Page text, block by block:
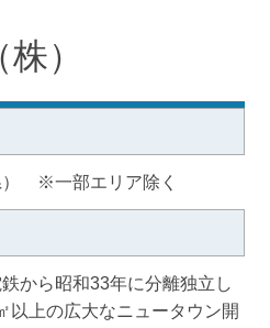
）
） ※一部エリア除く
から昭和33年に分離独立し
以上の広大なニュータウン開